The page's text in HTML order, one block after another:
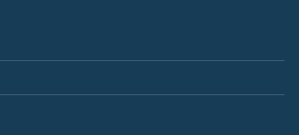
Shopping
Ferramentas